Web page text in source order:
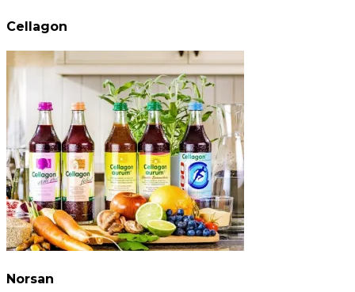
Cellagon
Norsan